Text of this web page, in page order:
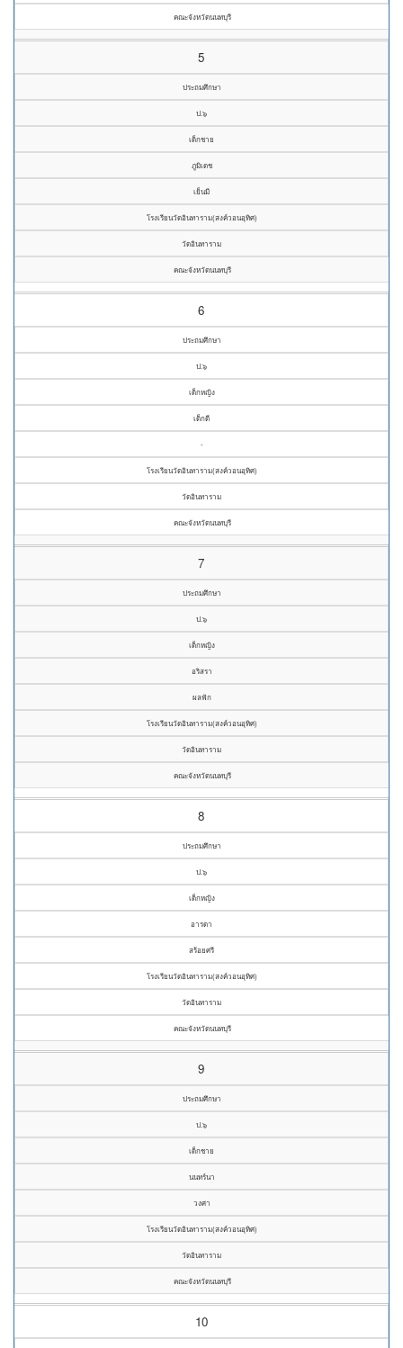
คณะจังหวัดนนทบุรี
5
ประถมศึกษา
ป.๖
เด็กชาย
ภูมิเดช
เย็นมี
โรงเรียนวัดอินทาราม(สงค์วอนอุทิศ)
วัดอินทาราม
คณะจังหวัดนนทบุรี
6
ประถมศึกษา
ป.๖
เด็กหญิง
เด็กดี
-
โรงเรียนวัดอินทาราม(สงค์วอนอุทิศ)
วัดอินทาราม
คณะจังหวัดนนทบุรี
7
ประถมศึกษา
ป.๖
เด็กหญิง
อริสรา
ผลฟัก
โรงเรียนวัดอินทาราม(สงค์วอนอุทิศ)
วัดอินทาราม
คณะจังหวัดนนทบุรี
8
ประถมศึกษา
ป.๖
เด็กหญิง
อารดา
สร้อยศรี
โรงเรียนวัดอินทาราม(สงค์วอนอุทิศ)
วัดอินทาราม
คณะจังหวัดนนทบุรี
9
ประถมศึกษา
ป.๖
เด็กชาย
นนทร์นา
วงศา
โรงเรียนวัดอินทาราม(สงค์วอนอุทิศ)
วัดอินทาราม
คณะจังหวัดนนทบุรี
10